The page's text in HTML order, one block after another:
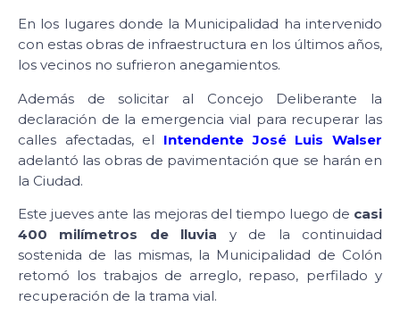
En los lugares donde la Municipalidad ha intervenido
con estas obras de infraestructura en los últimos años,
los vecinos no sufrieron anegamientos.
Además de solicitar al Concejo Deliberante la
declaración de la emergencia vial para recuperar las
calles afectadas, el Intendente José Luis Walser
adelantó las obras de pavimentación que se harán en
la Ciudad.
Este jueves ante las mejoras del tiempo luego de casi
400 milímetros de lluvia y de la continuidad
sostenida de las mismas, la Municipalidad de Colón
retomó los trabajos de arreglo, repaso, perfilado y
recuperación de la trama vial.